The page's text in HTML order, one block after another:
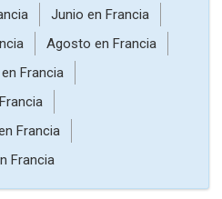
Junio en Francia
Agosto en Francia
en Francia
Francia
Francia